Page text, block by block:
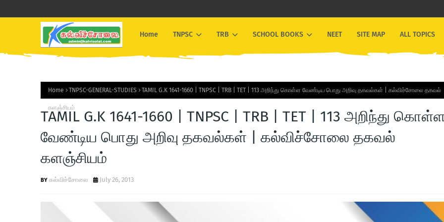
Home TNPSC TRB SCHOOL BOOKS NEET SITE MAP ALL TOPICS
Home TNPSC-GENERAL-STUDIES TAMIL G.K 1641-1660 | TNPSC | TRB | TET | 113 அறிந்து கொள்ள வேண்டிய பொது அறிவு தகவல்கள் | கல்விச்சோலை தகவல்
களஞ்சியம்
TAMIL G.K 1641-1660 | TNPSC | TRB | TET | 113 அறிந்து
வேண்டிய பொது அறிவு தகவல்கள் | கல்விச்சோலை தகவல்
களஞ்சியம்
கல்விச்சோலை July 26, 2013